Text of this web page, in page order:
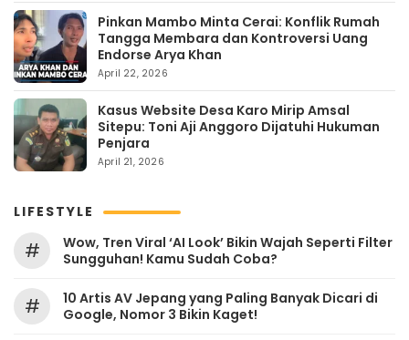
Pinkan Mambo Minta Cerai: Konflik Rumah
Tangga Membara dan Kontroversi Uang
Endorse Arya Khan
April 22, 2026
Kasus Website Desa Karo Mirip Amsal
Sitepu: Toni Aji Anggoro Dijatuhi Hukuman
Penjara
April 21, 2026
LIFESTYLE
#
Wow, Tren Viral ‘AI Look’ Bikin Wajah Seperti Filter
Sungguhan! Kamu Sudah Coba?
#
10 Artis AV Jepang yang Paling Banyak Dicari di
Google, Nomor 3 Bikin Kaget!